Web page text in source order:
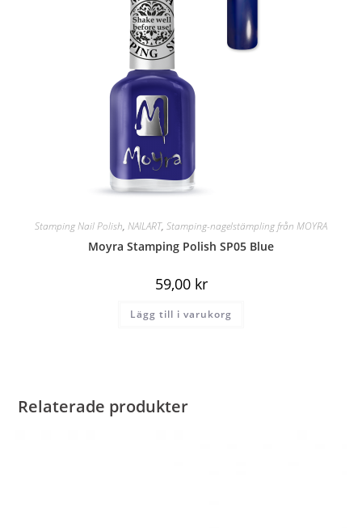
Stamping Nail Polish, NAILART, Stamping-nagelstämpling från MOYRA
Moyra Stamping Polish SP05 Blue
59,00 kr
Lägg till i varukorg
Relaterade produkter